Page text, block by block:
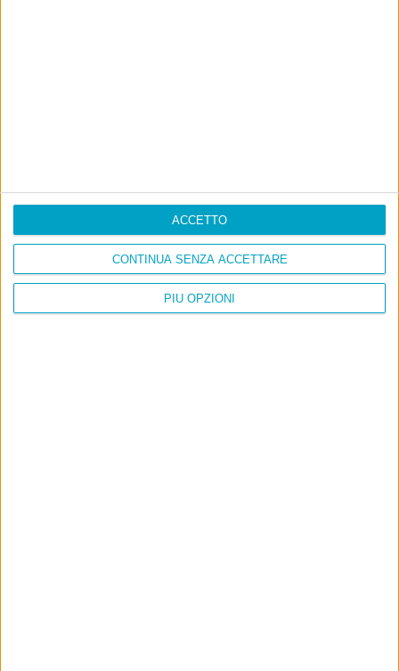
PIÙ OPZIONI
CONTINUA SENZA ACCETTARE
ACCETTO